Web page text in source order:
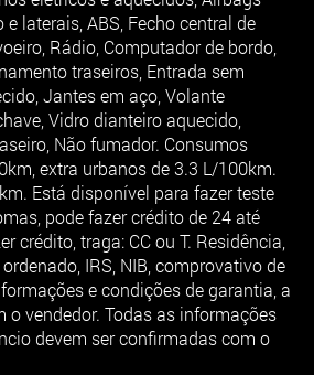
laterais, ABS, Fecho central de
Rádio, Computador de bordo,
traseiros, Entrada sem
Jantes em aço, Volante
Vidro dianteiro aquecido,
Não fumador. Consumos
extra urbanos de 3.3 L/100km.
Está disponível para fazer teste
pode fazer crédito de 24 até
crédito, traga: CC ou T. Residência,
IRS, NIB, comprovativo de
e condições de garantia, a
o vendedor. Todas as informações
devem ser confirmadas com o